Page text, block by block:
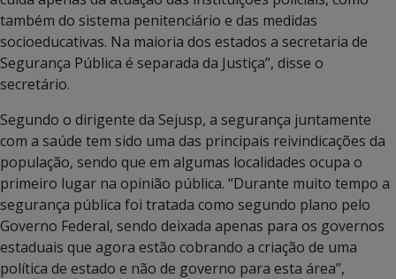
também do sistema penitenciário e das medidas
socioeducativas. Na maioria dos estados a secretaria de
Segurança Pública é separada da Justiça”, disse o
secretário.
Segundo o dirigente da Sejusp, a segurança juntamente
com a saúde tem sido uma das principais reivindicações da
população, sendo que em algumas localidades ocupa o
primeiro lugar na opinião pública. “Durante muito tempo a
segurança pública foi tratada como segundo plano pelo
Governo Federal, sendo deixada apenas para os governos
estaduais que agora estão cobrando a criação de uma
política de estado e não de governo para esta área”,